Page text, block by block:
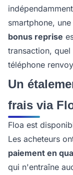
smartphone, une
bonus reprise
transaction,
téléphone
Un
frais via
Floa est
Les acheteurs
paiement en
qui n'entraîne